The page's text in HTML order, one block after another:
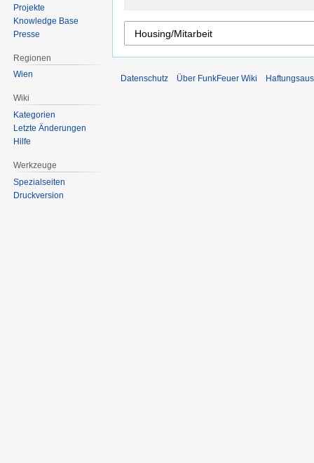
Projekte
Knowledge Base
Presse
Regionen
Wien
Wiki
Kategorien
Letzte Änderungen
Hilfe
Werkzeuge
Spezialseiten
Druckversion
Datenschutz Über FunkFeuer Wiki